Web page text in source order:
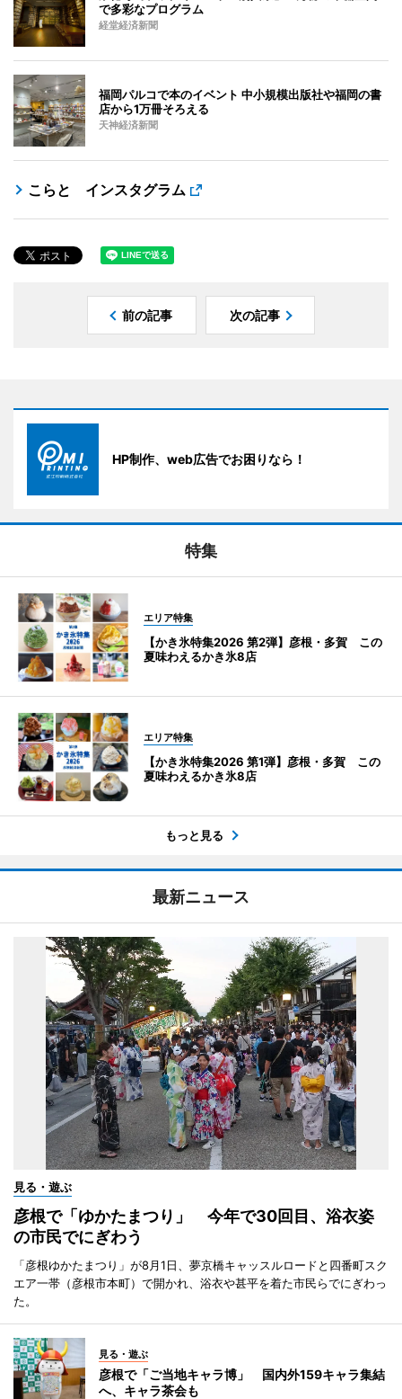
で多彩なプログラム
経堂経済新聞
福岡パルコで本のイベント 中小規模出版社や福岡の書
店から1万冊そろえる
天神経済新聞
こらと インスタグラム
前の記事 次の記事
HP制作、web広告でお困りなら！
特集
エリア特集
【かき氷特集2026 第2弾】彦根・多賀 この
夏味わえるかき氷8店
エリア特集
【かき氷特集2026 第1弾】彦根・多賀 この
夏味わえるかき氷8店
もっと見る
最新ニュース
見る・遊ぶ
彦根で「ゆかたまつり」 今年で30回目、浴衣姿
の市民でにぎわう
「彦根ゆかたまつり」が8月1日、夢京橋キャッスルロードと四番町スク
エア一帯（彦根市本町）で開かれ、浴衣や甚平を着た市民らでにぎわっ
た。
見る・遊ぶ
彦根で「ご当地キャラ博」 国内外159キャラ集結
へ、キャラ茶会も